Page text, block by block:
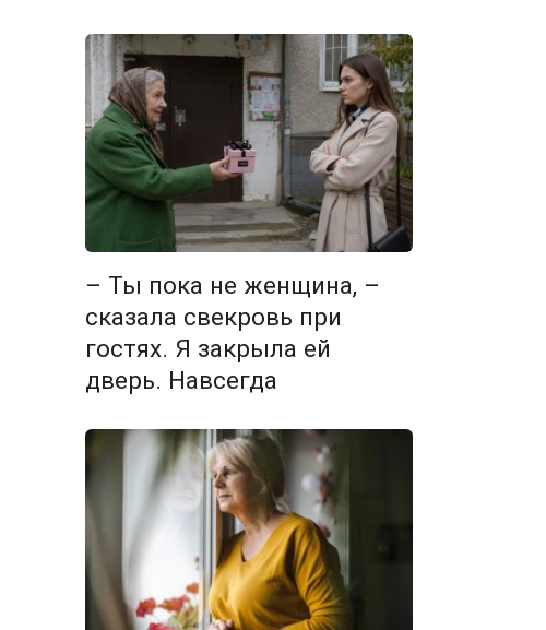
– Ты пока не женщина, –
сказала свекровь при
гостях. Я закрыла ей
дверь. Навсегда